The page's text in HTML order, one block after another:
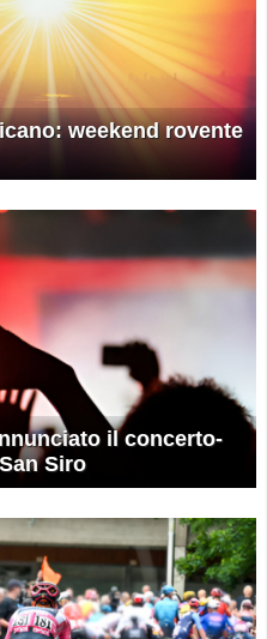
weekend rovente
il concerto-
Siro